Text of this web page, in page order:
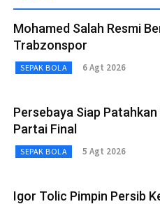
Mohamed Salah Resmi
Trabzonspor
SEPAK BOLA 6 Agt 2026
Persebaya Siap
Partai Final
SEPAK BOLA 5 Agt 2026
Igor Tolic Pimpin Persib